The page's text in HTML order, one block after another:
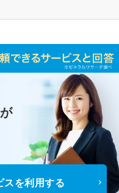
スを利用する